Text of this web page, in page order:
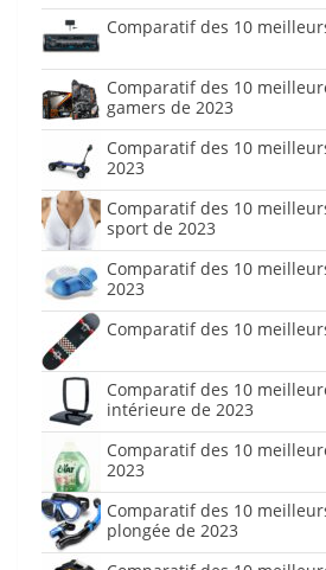
Comparatif des 10
Comparatif des 10
gamers de 2023
Comparatif des 10
2023
Comparatif des 10
sport de 2023
Comparatif des 10
2023
Comparatif des 10
Comparatif des 10
intérieure de 2023
Comparatif des 10
2023
Comparatif des 10
plongée de 2023